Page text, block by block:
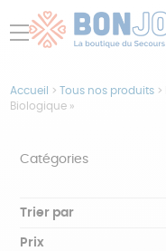
menu
Accueil >Tous nos produits >
Biologique »
Catégories
NOTRE COLLECTION
BEAUTÉ
Trier par
Par défaut
Prix